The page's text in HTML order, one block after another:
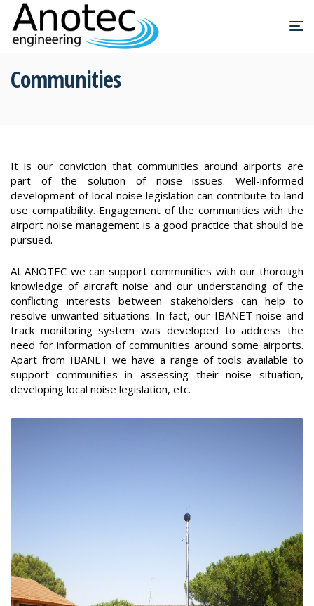
Communities
It is our conviction that communities around airports are
part of the solution of noise issues. Well-informed
development of local noise legislation can contribute to land
use compatibility. Engagement of the communities with the
airport noise management is a good practice that should be
pursued.
At ANOTEC we can support communities with our thorough
knowledge of aircraft noise and our understanding of the
conflicting interests between stakeholders can help to
resolve unwanted situations. In fact, our IBANET noise and
track monitoring system was developed to address the
need for information of communities around some airports.
Apart from IBANET we have a range of tools available to
support communities in assessing their noise situation,
developing local noise legislation, etc.